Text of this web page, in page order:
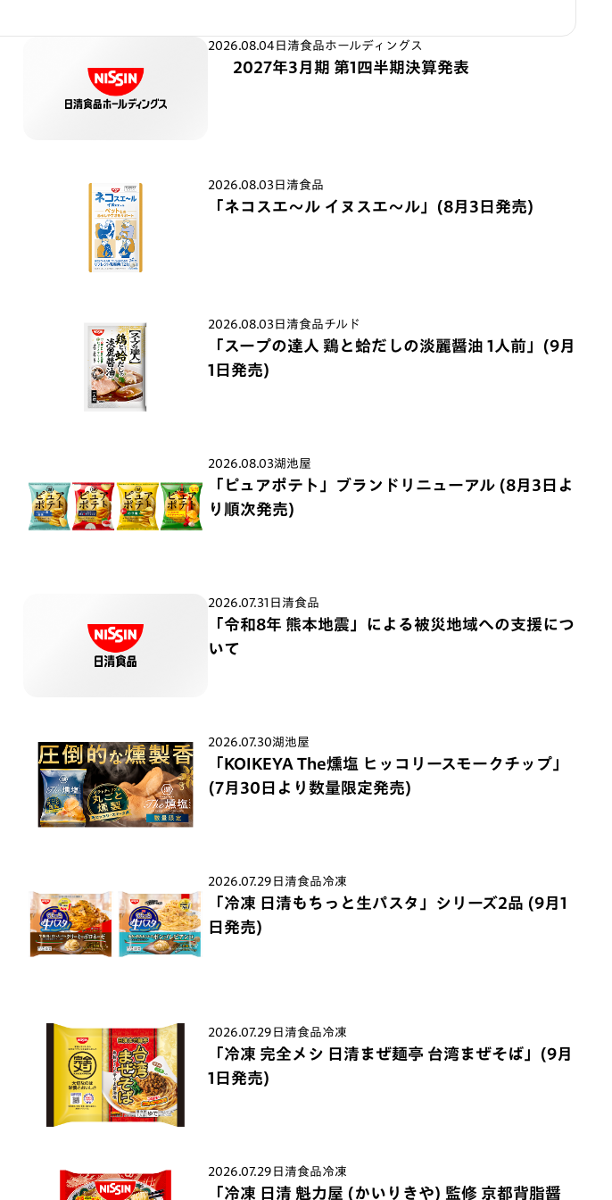
2026.08.04 日清食品ホールディングス
2027年3月期 第1四半期決算発表
2026.08.03 日清食品
「ネコスエ～ル イヌスエ～ル」(8月3日発売)
2026.08.03 日清食品チルド
「スープの達人 鶏と蛤だしの淡麗醤油 1人前」(9月
1日発売)
2026.08.03湖池屋
「ピュアポテト」ブランドリニューアル (8月3日よ
り順次発売)
2026.07.31 日清食品
「令和8年 熊本地震」による被災地域への支援につ
いて
2026.07.30湖池屋
「KOIKEYA The燻塩 ヒッコリースモークチップ」
(7月30日より数量限定発売)
2026.07.29 日清食品冷凍
「冷凍 日清もちっと生パスタ」シリーズ2品 (9月1
日発売)
2026.07.29 日清食品冷凍
「冷凍 完全メシ 日清まぜ麺亭 台湾まぜそば」(9月
1日発売)
2026.07.29 日清食品冷凍
「冷凍 日清 魁力屋 (かいりきや) 監修 京都背脂醤